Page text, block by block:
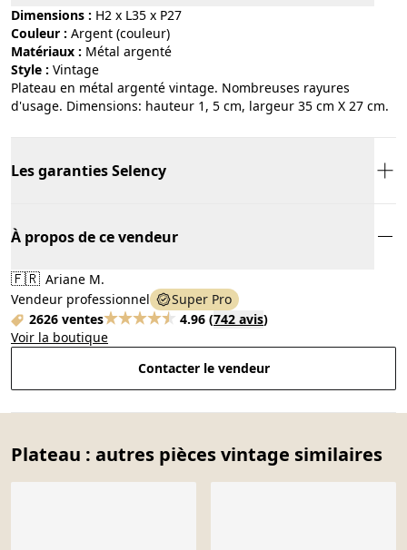
Dimensions : H2 x L35 x P27
Couleur :
argent (couleur)
Matériaux :
métal argenté
Style :
vintage
Plateau en métal argenté vintage. Nombreuses rayures
d'usage. Dimensions: hauteur 1, 5 cm, largeur 35 cm X 27 cm.
Les garanties Selency
À propos de ce vendeur
🇫🇷 Ariane M.
Vendeur professionnel
Super Pro
2626 ventes
4.96 (742 avis)
Voir la boutique
Contacter le vendeur
Plateau : autres pièces vintage similaires